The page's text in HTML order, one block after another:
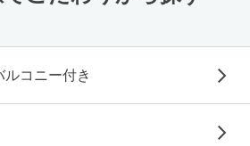
ルコニー付き